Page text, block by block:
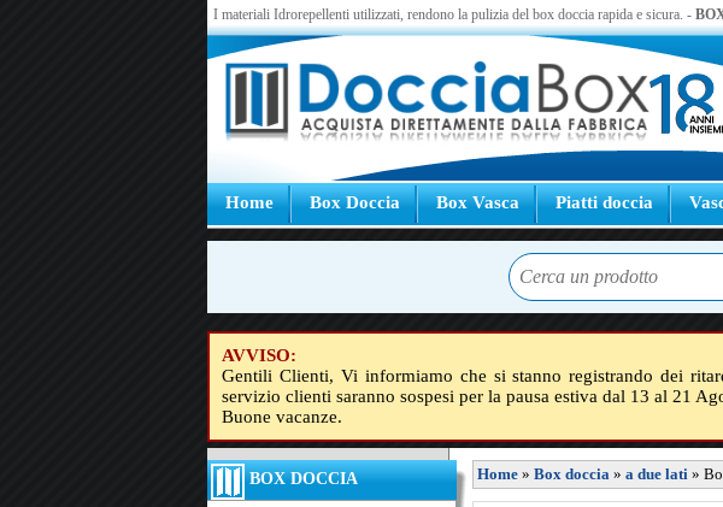
I materiali Idrorepellenti utilizzati, rendono la pulizia del box doccia rapida e sicura. -
Home Box Doccia Box Vasca Piatti doccia
AVVISO:
Gentili Clienti, Vi informiamo che si stanno registrando dei
servizio clienti saranno sospesi per la pausa estiva dal 13 al 21
Buone vacanze.
BOX DOCCIA
Home » Box doccia » a due lati »